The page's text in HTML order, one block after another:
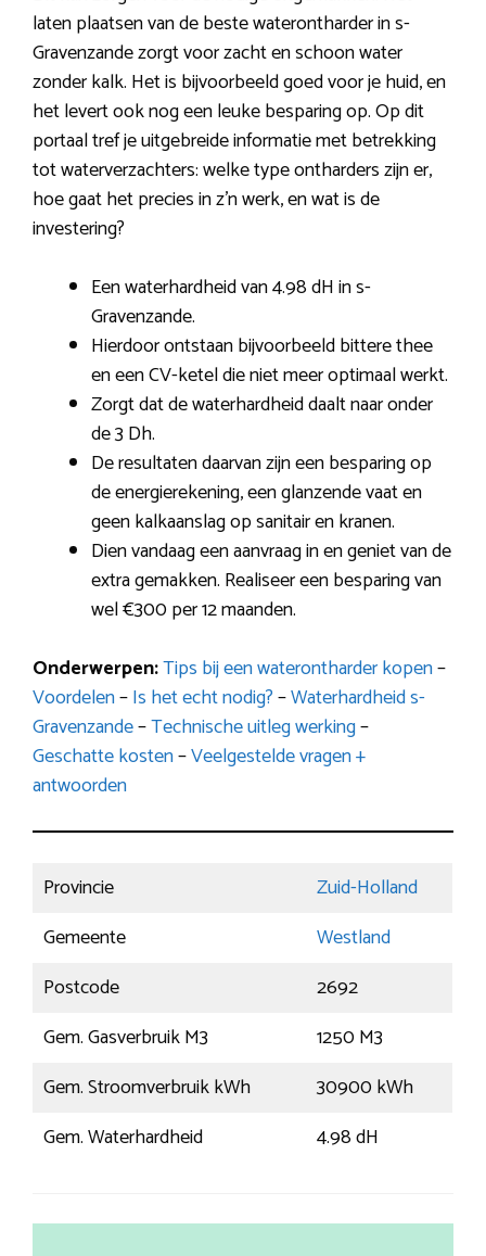
laten plaatsen van de beste waterontharder in s-
Gravenzande zorgt voor zacht en schoon water
zonder kalk. Het is bijvoorbeeld goed voor je huid, en
het levert ook nog een leuke besparing op. Op dit
portaal tref je uitgebreide informatie met betrekking
tot waterverzachters: welke type ontharders zijn er,
hoe gaat het precies in z’n werk, en wat is de
investering?
Een waterhardheid van 4.98 dH in s-
Gravenzande.
Hierdoor ontstaan bijvoorbeeld bittere thee
en een CV-ketel die niet meer optimaal werkt.
Zorgt dat de waterhardheid daalt naar onder
de 3 Dh.
De resultaten daarvan zijn een besparing op
de energierekening, een glanzende vaat en
geen kalkaanslag op sanitair en kranen.
Dien vandaag een aanvraag in en geniet van de
extra gemakken. Realiseer een besparing van
wel €300 per 12 maanden.
Onderwerpen:Tips bij een waterontharder kopen–
Voordelen–Is het echt nodig?–Waterhardheid s-
Gravenzande–Technische uitleg werking–
Geschatte kosten–Veelgestelde vragen +
antwoorden
Provincie
Zuid-Holland
Gemeente
Westland
Postcode
2692
Gem. Gasverbruik M3
1250 M3
Gem. Stroomverbruik kWh
30900 kWh
Gem. Waterhardheid
4.98 dH